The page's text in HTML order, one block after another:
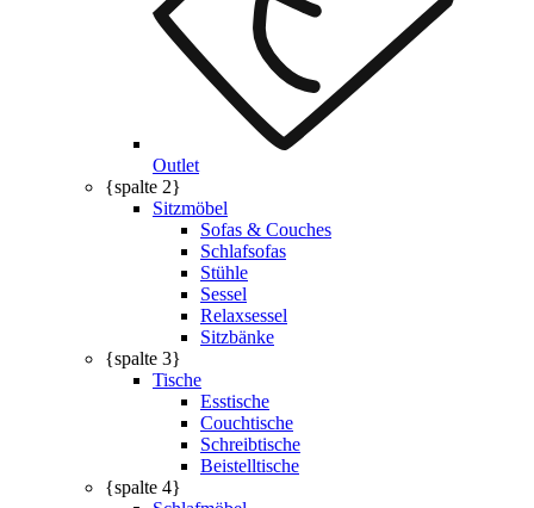
Outlet
{spalte 2}
Sitzmöbel
Sofas & Couches
Schlafsofas
Stühle
Sessel
Relaxsessel
Sitzbänke
{spalte 3}
Tische
Esstische
Couchtische
Schreibtische
Beistelltische
{spalte 4}